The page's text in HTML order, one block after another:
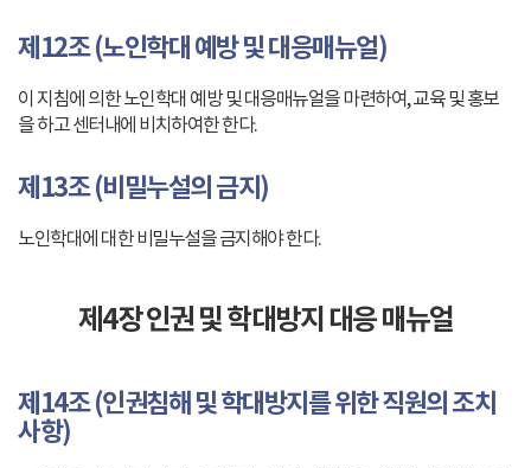
제12조 (노인학대 예방 및 대응매뉴얼)
이 지침에 의한 노인학대 예방 및 대응매뉴얼을 마련하여, 교육 및 홍보
을 하고 센터내에 비치하여한 한다.
제13조 (비밀누설의 금지)
노인학대에 대한 비밀누설을 금지해야 한다.
제4장 인권 및 학대방지 대응 매뉴얼
제14조 (인권침해 및 학대방지를 위한 직원의 조치
사항)